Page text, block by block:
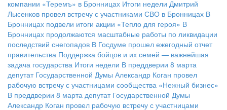
компании «Теремъ» в Бронницах Итоги недели Дмитрий
Лысенков провел встречу с участниками СВО в Бронницах В
Бронницах подвели итоги акции «Тепло для героя» В
Бронницах продолжаются масштабные работы по ликвидации
последствий снегопадов В Госдуме прошел ежегодный отчет
правительства Поддержка бойцов и их семей — важнейшая
задача государства Итоги недели В преддверии 8 марта
депутат Государственной Думы Александр Коган провел
рабочую встречу с участницами сообщества «Нежный бизнес»
В преддверии 8 марта депутат Государственной Думы
Александр Коган провел рабочую встречу с участницами